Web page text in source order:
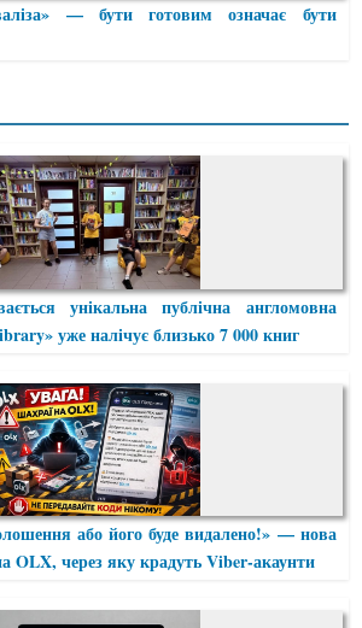
— бути готовим означає бути
унікальна публічна англомовна
уже налічує близько 7 000 книг
або його буде видалено!» — нова
OLX, через яку крадуть Viber-акаунти